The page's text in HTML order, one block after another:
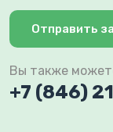
Отправить
Вы также
+7 (846)